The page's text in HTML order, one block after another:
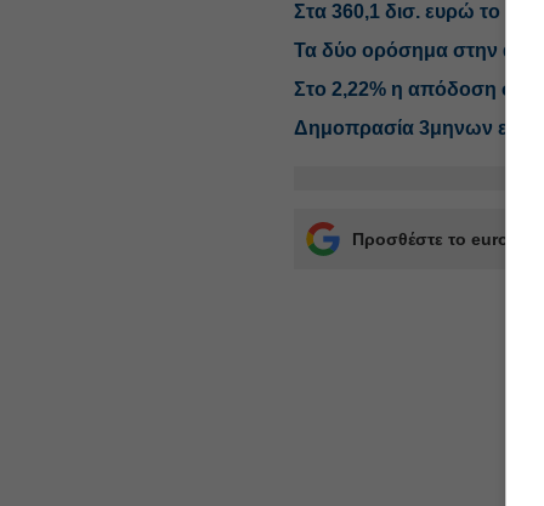
Στα 360,1 δισ. ευρώ το
Τα δύο ορόσημα στην
Στο 2,22% η απόδοση
Δημοπρασία 3μηνων
Προσθέστε το